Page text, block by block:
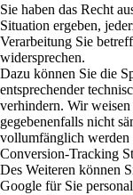
Sie haben das Recht
Situation ergeben,
Verarbeitung Sie
widersprechen.
Dazu können Sie die
entsprechender
verhindern. Wir
gegebenenfalls nicht
vollumfänglich werden
Conversion-Tracking
Des Weiteren können
Google für Sie